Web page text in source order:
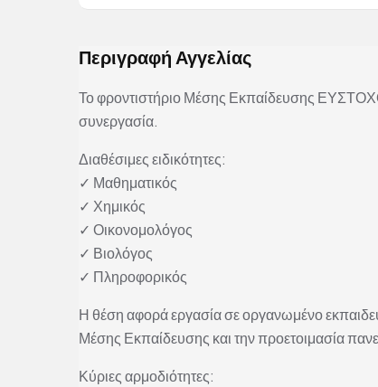
Περιγραφή Αγγελίας
Το φροντιστήριο Μέσης Εκπαίδευσης
συνεργασία.
Διαθέσιμες ειδικότητες:
✓ Μαθηματικός
✓ Χημικός
✓ Οικονομολόγος
✓ Βιολόγος
✓ Πληροφορικός
Η θέση αφορά εργασία σε οργανωμένο
Μέσης Εκπαίδευσης και την προετοιμασία
Κύριες αρμοδιότητες: